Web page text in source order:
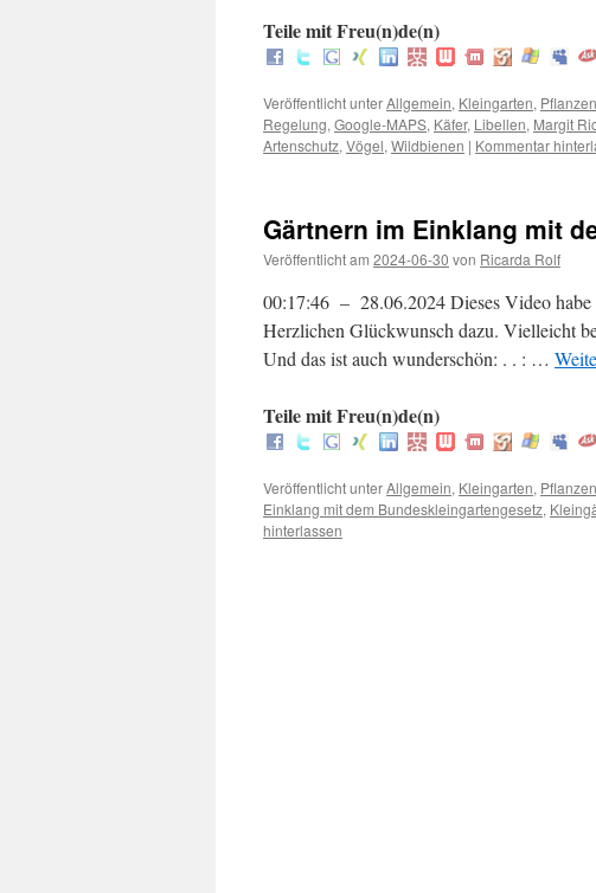
Teile mit Freu(n)de(n)
Veröffentlicht unterAllgemein, Kleingarten, Pflanzen
Regelung, Google-MAPS, Käfer, Libellen, Margit
Artenschutz, Vögel, Wildbienen | Kommentar
Gärtnern im Einklang mit
Veröffentlicht am 2024-06-30 von Ricarda Rolf
00:17:46 – 28.06.2024 Dieses Video
Herzlichen Glückwunsch dazu.
Und das ist auch wunderschön: . . : …
Teile mit Freu(n)de(n)
Veröffentlicht unterAllgemein, Kleingarten, Pflanzen
Einklang mit dem Bundeskleingartengesetz,
hinterlassen